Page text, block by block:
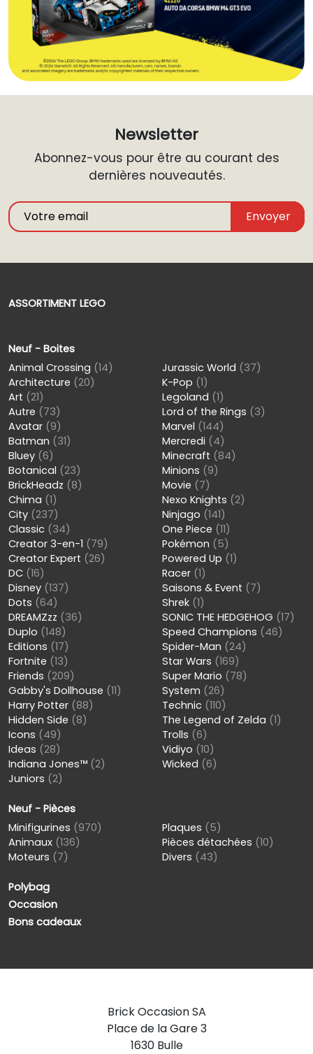
Newsletter
Abonnez-vous pour être au courant des
dernières nouveautés.
Envoyer
ASSORTIMENT LEGO
Neuf - Boites
Animal Crossing (14)
Architecture (20)
Art (21)
Autre (73)
Avatar (9)
Batman (31)
Bluey (6)
Botanical (23)
BrickHeadz (8)
Chima (1)
City (237)
Classic (34)
Creator 3-en-1 (79)
Creator Expert (26)
DC (16)
Disney (137)
Dots (64)
DREAMZzz (36)
Duplo (148)
Editions (17)
Fortnite (13)
Friends (209)
Gabby's Dollhouse (11)
Harry Potter (88)
Hidden Side (8)
Icons (49)
Ideas (28)
Indiana Jones™ (2)
Juniors (2)
Jurassic World (37)
K-Pop (1)
Legoland (1)
Lord of the Rings (3)
Marvel (144)
Mercredi (4)
Minecraft (84)
Minions (9)
Movie (7)
Nexo Knights (2)
Ninjago (141)
One Piece (11)
Pokémon (5)
Powered Up (1)
Racer (1)
Saisons & Event (7)
Shrek (1)
SONIC THE HEDGEHOG (17)
Speed Champions (46)
Spider-Man (24)
Star Wars (169)
Super Mario (78)
System (26)
Technic (110)
The Legend of Zelda (1)
Trolls (6)
Vidiyo (10)
Wicked (6)
Neuf - Pièces
Minifigurines (970)
Animaux (136)
Moteurs (7)
Plaques (5)
Pièces détachées (10)
Divers (43)
Polybag
Occasion
Bons cadeaux
Brick Occasion SA
Place de la Gare 3
1630 Bulle